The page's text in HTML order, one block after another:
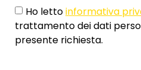
Ho lettoinformativa
trattamento dei dati
presente richiesta.